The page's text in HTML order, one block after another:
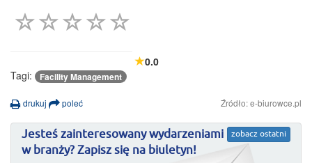
0.0
Tagi:
Facility Management
drukuj poleć Źródło: e-biurowce.pl
zobacz ostatni
Jesteś zainteresowany wydarzeniami
w branży? Zapisz się na biuletyn!